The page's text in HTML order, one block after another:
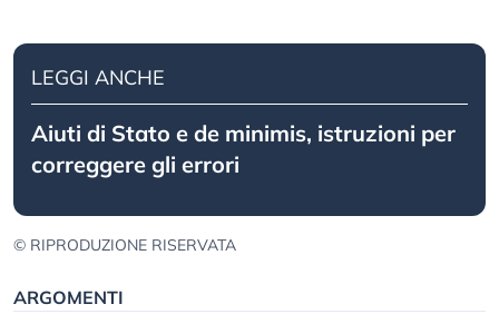
LEGGI ANCHE
Aiuti di Stato e de minimis, istruzioni per
correggere gli errori
© RIPRODUZIONE RISERVATA
ARGOMENTI